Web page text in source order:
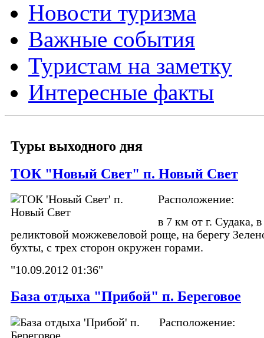
Новости туризма
Важные события
Туристам на заметку
Интересные факты
Туры выходного дня
ТОК "Новый Свет" п. Новый Свет
Расположение:
в 7 км от г. Судака, в
реликтовой можжевеловой роще, на берегу
бухты, с трех сторон окружен горами.
"10.09.2012 01:36"
База отдыха "Прибой" п. Береговое
Расположение: